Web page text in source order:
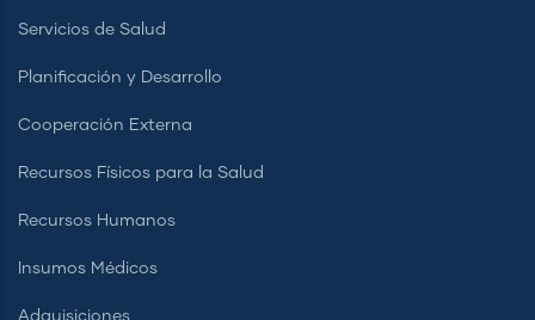
Servicios de Salud
Planificación y Desarrollo
Cooperación Externa
Recursos Físicos para la Salud
Recursos Humanos
Insumos Médicos
Adquisiciones